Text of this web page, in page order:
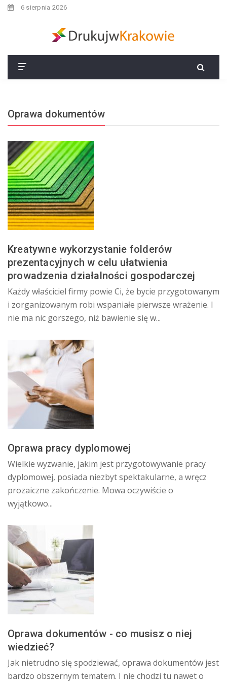
6 sierpnia 2026
Oprawa dokumentów
Kreatywne wykorzystanie folderów
prezentacyjnych w celu ułatwienia
prowadzenia działalności gospodarczej
Każdy właściciel firmy powie Ci, że bycie przygotowanym
i zorganizowanym robi wspaniałe pierwsze wrażenie. I
nie ma nic gorszego, niż bawienie się w...
Oprawa pracy dyplomowej
Wielkie wyzwanie, jakim jest przygotowywanie pracy
dyplomowej, posiada niezbyt spektakularne, a wręcz
prozaiczne zakończenie. Mowa oczywiście o
wyjątkowo...
Oprawa dokumentów - co musisz o niej
wiedzieć?
Jak nietrudno się spodziewać, oprawa dokumentów jest
bardzo obszernym tematem. I nie chodzi tu nawet o